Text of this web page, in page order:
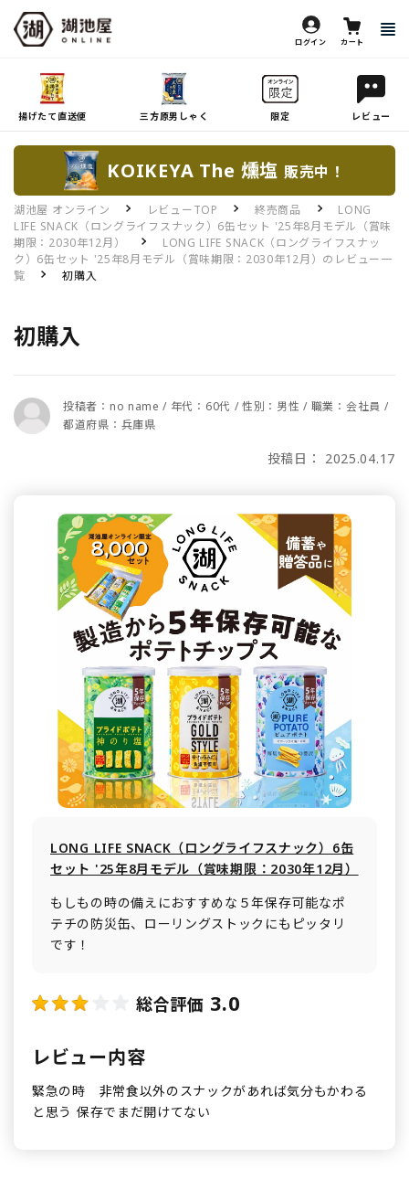
ログイン カート
揚げたて直送便 三方原男しゃく 限定 レビュー
KOIKEYA The 燻塩 販売中！
湖池屋 オンライン レビューTOP 終売商品
LONG
LIFE SNACK（ロングライフスナック）6缶セット '25年8月モデル（賞味
期限：2030年12月）
LONG LIFE SNACK（ロングライフスナッ
ク）6缶セット '25年8月モデル（賞味期限：2030年12月）のレビュー一
覧
初購入
初購入
投稿者：no name / 年代：60代 / 性別：男性 / 職業：会社員 /
都道府県：兵庫県
投稿日： 2025.04.17
LONG LIFE SNACK（ロングライフスナック）6缶
セット '25年8月モデル（賞味期限：2030年12月）
もしもの時の備えにおすすめな５年保存可能なポ
テチの防災缶、ローリングストックにもピッタリ
です！
総合評価 3.0
レビュー内容
緊急の時 非常食以外のスナックがあれば気分もかわる
と思う 保存でまだ開けてない